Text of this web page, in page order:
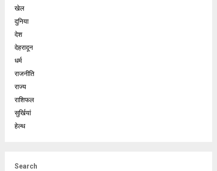
खेल
दुनिया
देश
देहरादून
धर्म
राजनीति
राज्य
राशिफल
सुर्खियां
हेल्थ
Search